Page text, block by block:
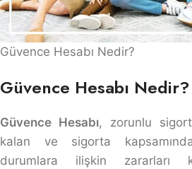
Güvence Hesabı Nedir?
Güvence Hesabı Nedir?
Güvence Hesabı, zorunlu
kalan ve sigorta
durumlara ilişkin zararları